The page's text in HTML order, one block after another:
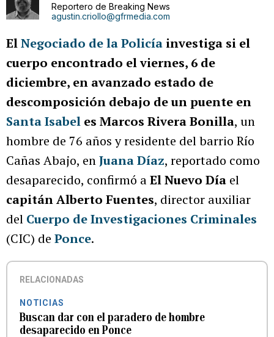
Reportero de Breaking News
agustin.criollo@gfrmedia.com
ElNegociado de la Policía investiga si el
cuerpo encontrado el viernes, 6 de
diciembre, en avanzado estado de
descomposición debajo de un puente en
Santa Isabel es Marcos Rivera Bonilla, un
hombre de 76 años y residente del barrio Río
Cañas Abajo, enJuana Díaz, reportado como
desaparecido, confirmó aEl Nuevo Día el
capitán Alberto Fuentes, director auxiliar
del Cuerpo de Investigaciones Criminales
(CIC) de Ponce.
RELACIONADAS
NOTICIAS
Buscan dar con el paradero de hombre
desaparecido en Ponce